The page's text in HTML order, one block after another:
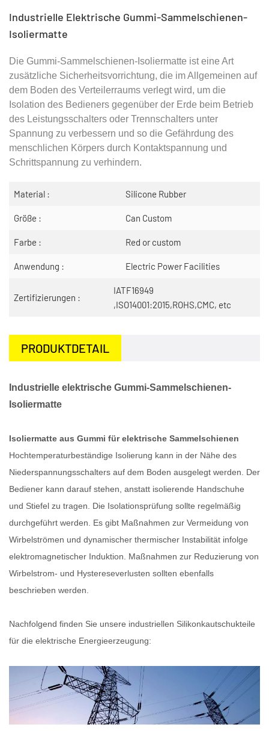
Industrielle Elektrische Gummi-Sammelschienen-
Isoliermatte
Die Gummi-Sammelschienen-Isoliermatte ist eine Art
zusätzliche Sicherheitsvorrichtung, die im Allgemeinen auf
dem Boden des Verteilerraums verlegt wird, um die
Isolation des Bedieners gegenüber der Erde beim Betrieb
des Leistungsschalters oder Trennschalters unter
Spannung zu verbessern und so die Gefährdung des
menschlichen Körpers durch Kontaktspannung und
Schrittspannung zu verhindern.
Material : Silicone Rubber
Größe : Can Custom
Farbe : Red or custom
Anwendung : Electric Power Facilities
Zertifizierungen :
IATF16949
,ISO14001:2015,ROHS,CMC, etc
PRODUKTDETAIL
Industrielle elektrische Gummi-Sammelschienen-
Isoliermatte
Isoliermatte aus Gummi für elektrische Sammelschienen
Hochtemperaturbeständige Isolierung kann in der Nähe des
Niederspannungsschalters auf dem Boden ausgelegt werden. Der
Bediener kann darauf stehen, anstatt isolierende Handschuhe
und Stiefel zu tragen. Die Isolationsprüfung sollte regelmäßig
durchgeführt werden. Es gibt Maßnahmen zur Vermeidung von
Wirbelströmen und dynamischer thermischer Instabilität infolge
elektromagnetischer Induktion. Maßnahmen zur Reduzierung von
Wirbelstrom- und Hystereseverlusten sollten ebenfalls
beschrieben werden.
Nachfolgend finden Sie unsere industriellen Silikonkautschukteile
für die elektrische Energieerzeugung: